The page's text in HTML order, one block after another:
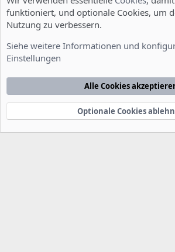
Nutzungsbedingungen
Startseite
e
Community platform by XenForo® © 2010-2022
xenDach©2010-2014
funktioniert, und optionale Cookies, um
Nutzung zu verbessern.
Siehe weitere Informationen und
Einstellungen
Alle Cookies
Optionale Cookies